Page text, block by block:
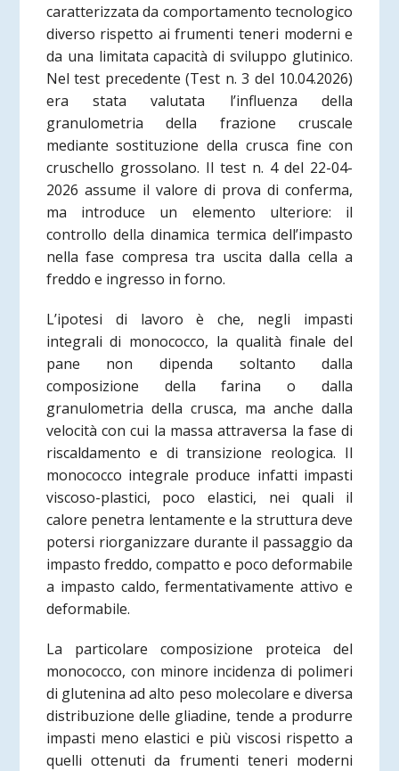
caratterizzata da comportamento tecnologico
diverso rispetto ai frumenti teneri moderni e
da una limitata capacità di sviluppo glutinico.
Nel test precedente (Test n. 3 del 10.04.2026)
era stata valutata l’influenza della
granulometria della frazione cruscale
mediante sostituzione della crusca fine con
cruschello grossolano. Il test n. 4 del 22-04-
2026 assume il valore di prova di conferma,
ma introduce un elemento ulteriore: il
controllo della dinamica termica dell’impasto
nella fase compresa tra uscita dalla cella a
freddo e ingresso in forno.
L’ipotesi di lavoro è che, negli impasti
integrali di monococco, la qualità finale del
pane non dipenda soltanto dalla
composizione della farina o dalla
granulometria della crusca, ma anche dalla
velocità con cui la massa attraversa la fase di
riscaldamento e di transizione reologica. Il
monococco integrale produce infatti impasti
viscoso-plastici, poco elastici, nei quali il
calore penetra lentamente e la struttura deve
potersi riorganizzare durante il passaggio da
impasto freddo, compatto e poco deformabile
a impasto caldo, fermentativamente attivo e
deformabile.
La particolare composizione proteica del
monococco, con minore incidenza di polimeri
di glutenina ad alto peso molecolare e diversa
distribuzione delle gliadine, tende a produrre
impasti meno elastici e più viscosi rispetto a
quelli ottenuti da frumenti teneri moderni